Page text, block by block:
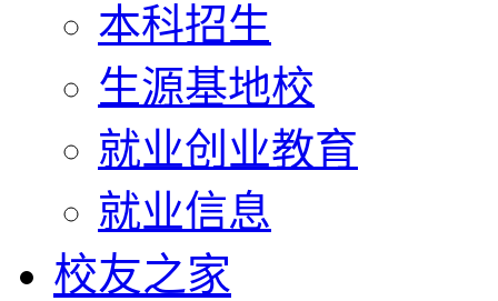
本科招生
生源基地校
就业创业教育
就业信息
校友之家